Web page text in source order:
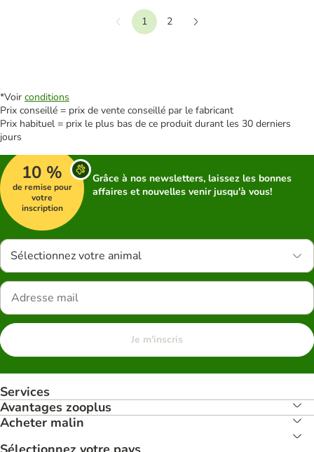
Précédent
1
2
*Voir conditions
Prix conseillé = prix de vente conseillé par le fabricant
Prix habituel = prix le plus bas de ce produit durant les 30 derniers
jours
10 %
de remise pour
votre
inscription
Grâce à nos newsletters, laissez les bonnes
affaires et nouvelles venir jusqu'à vous!
Sélectionnez votre animal
Je m'inscris
Services
Avantages zooplus
Acheter malin